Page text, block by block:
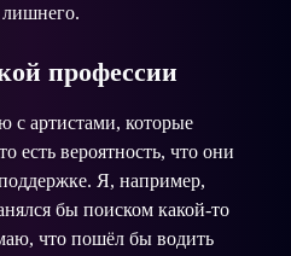
профессии
с артистами, которые
есть вероятность, что они
Я, например,
бы поиском какой-то
что пошёл бы водить